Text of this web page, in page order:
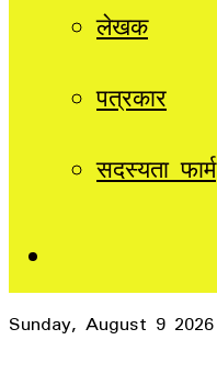
लेखक
पत्रकार
सदस्यता फार्म
Sunday, August 9 2026